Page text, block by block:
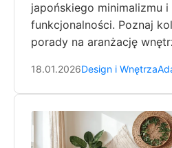
japońskiego minimalizmu
funkcjonalności. Poznaj
porady na aranżację
18.01.2026Design i Wnętrza